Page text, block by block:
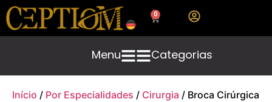
0
Menu Categorias
Início / Por Especialidades / Cirurgia / Broca Cirúrgica